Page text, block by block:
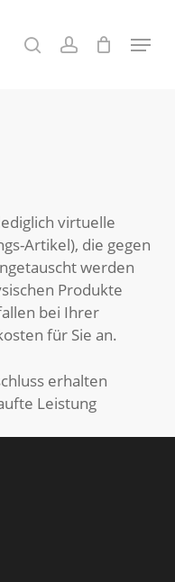
search accountMenu
virtuelle
Artikel), die gegen
werden
Produkte
bei Ihrer
für Sie an.
erhalten
Leistung